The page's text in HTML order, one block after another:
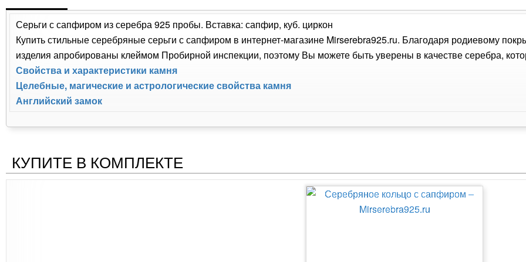
Серьги с сапфиром из серебра 925 пробы. Вставка: сапфир, куб. циркон
Купить стильные серебряные серьги с сапфиром в интернет-магазине Mirserebra925.ru. Благодаря родиевому
изделия апробированы клеймом Пробирной инспекции, поэтому Вы можете быть уверены в качестве серебра,
Свойства и характеристики камня
Целебные, магические и астрологические свойства камня
Английский замок
КУПИТЕ В КОМПЛЕКТЕ